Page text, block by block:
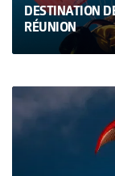
DESTINATION
RÉUNION